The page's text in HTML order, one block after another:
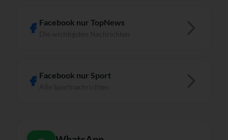
Facebook nur TopNews
Facebook nur Sport